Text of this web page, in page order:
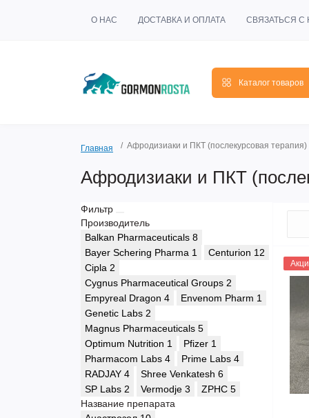
О НАС ДОСТАВКА И ОПЛАТА СВЯЗАТЬСЯ С
Каталог товаров
Главная Афродизиаки и ПКТ (послекурсовая терапия)
Афродизиаки и ПКТ
Фильтр
Производитель
Balkan Pharmaceuticals 8
Bayer Schering Pharma 1 Centurion 12
Cipla 2
Cygnus Pharmaceutical Groups 2
Empyreal Dragon 4 Envenom Pharm 1
Genetic Labs 2
Magnus Pharmaceuticals 5
Optimum Nutrition 1 Pfizer 1
Pharmacom Labs 4 Prime Labs 4
RADJAY 4 Shree Venkatesh 6
SP Labs 2 Vermodje 3 ZPHC 5
Название препарата